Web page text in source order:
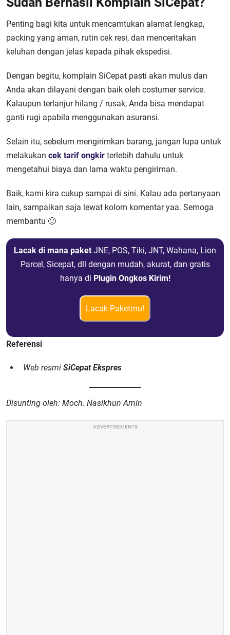
Penting bagi kita untuk mencamtukan alamat lengkap,
packing yang aman, rutin cek resi, dan menceritakan
keluhan dengan jelas kepada pihak ekspedisi.
Dengan begitu, komplain SiCepat pasti akan mulus dan
Anda akan dilayani dengan baik oleh costumer service.
Kalaupun terlanjur hilang / rusak, Anda bisa mendapat
ganti rugi apabila menggunakan asuransi.
Selain itu, sebelum mengirimkan barang, jangan lupa untuk
melakukan cek tarif ongkir terlebih dahulu untuk
mengetahui biaya dan lama waktu pengiriman.
Baik, kami kira cukup sampai di sini. Kalau ada pertanyaan
lain, sampaikan saja lewat kolom komentar yaa. Semoga
membantu 🙂
Lacak di mana paket JNE, POS, Tiki, JNT, Wahana, Lion
Parcel, Sicepat, dll dengan mudah, akurat, dan gratis
hanya di Plugin Ongkos Kirim!
Lacak Paketmu!
Referensi
Web resmi SiCepat Ekspres
Disunting oleh: Moch. Nasikhun Amin
ADVERTISEMENTS